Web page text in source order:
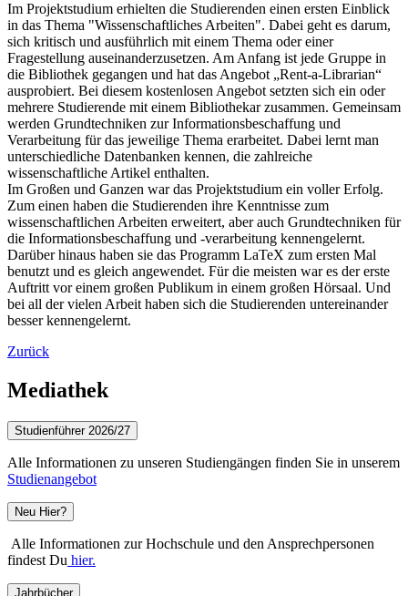
Im Projektstudium erhielten die Studierenden einen ersten Einblick
in das Thema "Wissenschaftliches Arbeiten". Dabei geht es darum,
sich kritisch und ausführlich mit einem Thema oder einer
Fragestellung auseinanderzusetzen. Am Anfang ist jede Gruppe in
die Bibliothek gegangen und hat das Angebot „Rent-a-Librarian“
ausprobiert. Bei diesem kostenlosen Angebot setzten sich ein oder
mehrere Studierende mit einem Bibliothekar zusammen. Gemeinsam
werden Grundtechniken zur Informationsbeschaffung und
Verarbeitung für das jeweilige Thema erarbeitet. Dabei lernt man
unterschiedliche Datenbanken kennen, die zahlreiche
wissenschaftliche Artikel enthalten.
Im Großen und Ganzen war das Projektstudium ein voller Erfolg.
Zum einen haben die Studierenden ihre Kenntnisse zum
wissenschaftlichen Arbeiten erweitert, aber auch Grundtechniken für
die Informationsbeschaffung und -verarbeitung kennengelernt.
Darüber hinaus haben sie das Programm LaTeX zum ersten Mal
benutzt und es gleich angewendet. Für die meisten war es der erste
Auftritt vor einem großen Publikum in einem großen Hörsaal. Und
bei all der vielen Arbeit haben sich die Studierenden untereinander
besser kennengelernt.
Zurück
Mediathek
Studienführer 2026/27
Alle Informationen zu unseren Studiengängen finden Sie in unserem
Studienangebot
Neu Hier?
Alle Informationen zur Hochschule und den Ansprechpersonen
findest Du hier.
Jahrbücher